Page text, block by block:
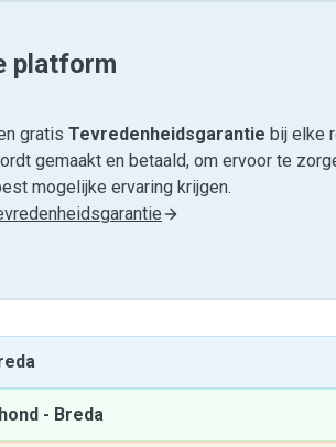
platform
gratis Tevredenheids­garantie bij elke
gemaakt en betaald, om ervoor te
mogelijke ervaring krijgen.
- Breda